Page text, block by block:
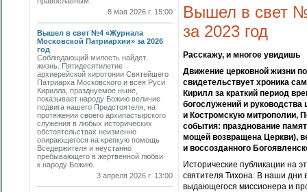
8 мая 2026 г. 15:00
Вышел в свет №4 «Журнала
Московской Патриархии» за 2026
год
Соблюдающий милость найдет
жизнь. Пятидесятилетие
архиерейской хиротонии Святейшего
Патриарха Московского и всея Руси
Кирилла, празднуемое ныне,
показывает народу Божию величие
подвига нашего Предстоятеля, на
протяжении своего архипастырского
служения в любых исторических
обстоятельствах неизменно
опирающегося на крепкую помощь
Вседержителя и неустанно
пребывающего в жертвенной любви
к народу Божию.
3 апреля 2026 г. 13:00
Вышел в свет
за 2023 год
Расскажу, и многое увидишь
Движение церковной жизни
свидетельствует хроника
Кирилл за краткий период
богослужений и
и Костромскую митрополии,
события: празднование
мощей возвращена Церкви),
и воссозданного
Исторические публикации на
святителя Тихона. В наши дни
выдающегося миссионера и